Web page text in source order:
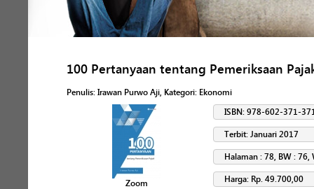
100 Pertanyaan tentang Pemeriksaan
Penulis: Irawan Purwo Aji, Kategori: Ekonomi
Zoom
ISBN: 978-602-371-
Terbit: Januari 2017
Halaman : 78, BW : 76,
Harga: Rp. 49.700,00